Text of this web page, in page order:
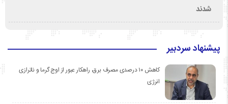
شدند
پیشنهاد سردبیر
کاهش ۱۰ درصدی مصرف برق، راهکار عبور از اوج گرما و ناترازی
انرژی